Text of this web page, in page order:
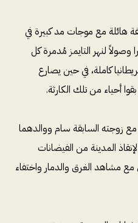
هائلة مع موجات مد كبيرة في
وصولاً لنهر التايمز مُدمرة كل
كاملة، في حين يصارع
أحياء من تلك الكارثة.
زوجته السابقة سام ووالدهما
لإنقاذ المدينة من الفيضانات
مشاهد الغرق والدمار واختفاء